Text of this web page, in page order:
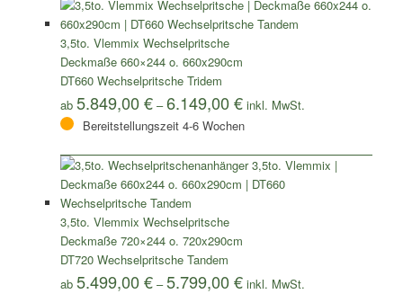
3,5to. Vlemmix Wechselpritsche
Deckmaße 660×244 o. 660x290cm
DT660 Wechselpritsche Tridem
ab 5.849,00€–6.149,00€
Bereitstellungszeit 4-6 Wochen
3,5to. Vlemmix Wechselpritsche
Deckmaße 720×244 o. 720x290cm
DT720 Wechselpritsche Tandem
ab 5.499,00€–5.799,00€